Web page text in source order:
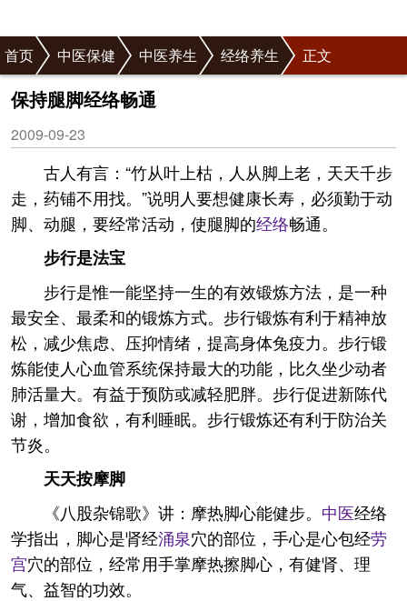
首页 中医保健 中医养生 经络养生 正文
保持腿脚经络畅通
2009-09-23
古人有言：“竹从叶上枯，人从脚上老，天天千步
走，药铺不用找。”说明人要想健康长寿，必须勤于动
脚、动腿，要经常活动，使腿脚的经络畅通。
步行是法宝
步行是惟一能坚持一生的有效锻炼方法，是一种
最安全、最柔和的锻炼方式。步行锻炼有利于精神放
松，减少焦虑、压抑情绪，提高身体兔疫力。步行锻
炼能使人心血管系统保持最大的功能，比久坐少动者
肺活量大。有益于预防或减轻肥胖。步行促进新陈代
谢，增加食欲，有利睡眠。步行锻炼还有利于防治关
节炎。
天天按摩脚
《八股杂锦歌》讲：摩热脚心能健步。 中医经络
学指出，脚心是肾经涌泉穴的部位，手心是心包经劳
宫穴的部位，经常用手掌摩热擦脚心，有健肾、理
气、益智的功效。